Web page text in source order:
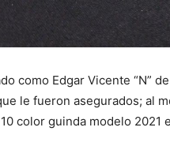
como Edgar Vicente “N”
le fueron asegurados; al
color guinda modelo 2021